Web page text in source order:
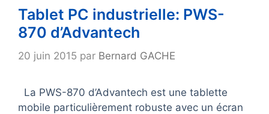
Tablet PC industrielle: PWS-
870 d’Advantech
20 juin 2015 par Bernard GACHE
La PWS-870 d’Advantech est une tablette
mobile particulièrement robuste avec un écran